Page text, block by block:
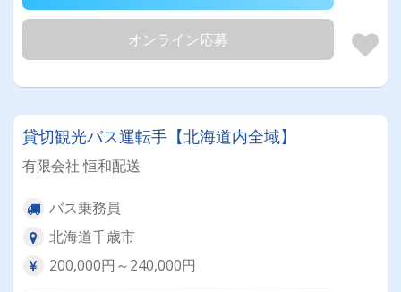
オンライン応募
貸切観光バス運転手【北海道内全域】
有限会社 恒和配送
バス乗務員
北海道千歳市
200,000円～240,000円